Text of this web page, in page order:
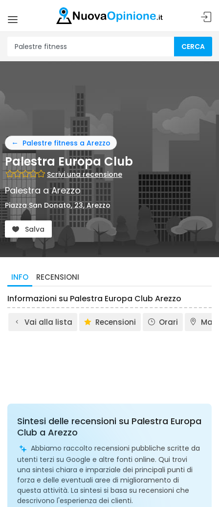
CERCA
Palestre fitness a Arezzo
Palestra Europa Club
Scrivi una recensione
Palestra a Arezzo
Piazza San Donato, 23, Arezzo
Salva
INFO RECENSIONI
Informazioni su Palestra Europa Club Arezzo
Vai alla lista Recensioni Orari
Sintesi delle recensioni su Palestra Europa
Club a Arezzo
Abbiamo raccolto recensioni pubbliche scritte da
utenti terzi su Google e altre fonti online. Qui trovi
una sintesi chiara e imparziale dei principali punti di
forza e delle eventuali aree di miglioramento di
questa attività. La sintesi si basa su recensioni che
descrivono l'esperienza dei clienti.